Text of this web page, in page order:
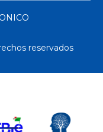
reservados